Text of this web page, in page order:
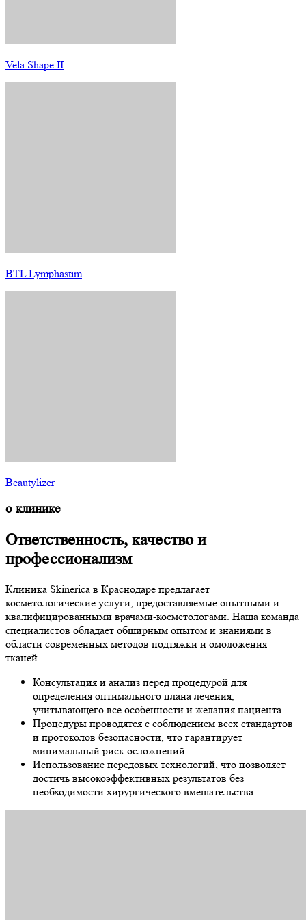
Vela Shape II
BTL Lymphastim
Beautylizer
о клинике
Ответственность, качество и
профессионализм
Клиника Skinerica в Краснодаре предлагает
косметологические услуги, предоставляемые опытными и
квалифицированными врачами-косметологами. Наша команда
специалистов обладает обширным опытом и знаниями в
области современных методов подтяжки и омоложения
тканей.
Консультация и анализ перед процедурой для
определения оптимального плана лечения,
учитывающего все особенности и желания пациента
Процедуры проводятся с соблюдением всех стандартов
и протоколов безопасности, что гарантирует
минимальный риск осложнений
Использование передовых технологий, что позволяет
достичь высокоэффективных результатов без
необходимости хирургического вмешательства